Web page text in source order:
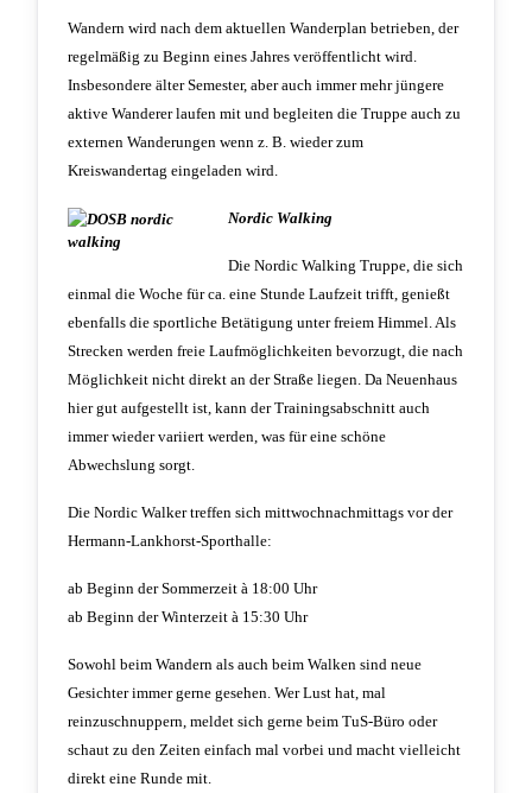
Wandern wird nach dem aktuellen Wanderplan betrieben, der
regelmäßig zu Beginn eines Jahres veröffentlicht wird.
Insbesondere älter Semester, aber auch immer mehr jüngere
aktive Wanderer laufen mit und begleiten die Truppe auch zu
externen Wanderungen wenn z. B. wieder zum
Kreiswandertag eingeladen wird.
Nordic Walking
Die Nordic Walking Truppe, die sich
einmal die Woche für ca. eine Stunde Laufzeit trifft, genießt
ebenfalls die sportliche Betätigung unter freiem Himmel. Als
Strecken werden freie Laufmöglichkeiten bevorzugt, die nach
Möglichkeit nicht direkt an der Straße liegen. Da Neuenhaus
hier gut aufgestellt ist, kann der Trainingsabschnitt auch
immer wieder variiert werden, was für eine schöne
Abwechslung sorgt.
Die Nordic Walker treffen sich mittwochnachmittags vor der
Hermann-Lankhorst-Sporthalle:
ab Beginn der Sommerzeit à 18:00 Uhr
ab Beginn der Winterzeit à 15:30 Uhr
Sowohl beim Wandern als auch beim Walken sind neue
Gesichter immer gerne gesehen. Wer Lust hat, mal
reinzuschnuppern, meldet sich gerne beim TuS-Büro oder
schaut zu den Zeiten einfach mal vorbei und macht vielleicht
direkt eine Runde mit.